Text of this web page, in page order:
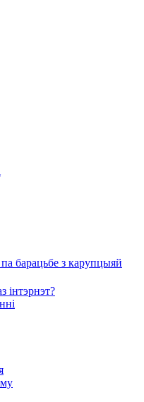
барацьбе з карупцыяй
інтэрнэт?